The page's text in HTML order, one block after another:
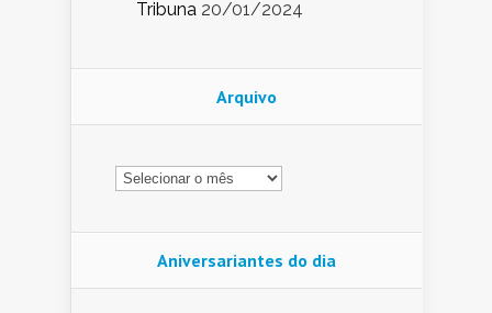
Tribuna 20/01/2024
Arquivo
Arquivo
Aniversariantes do dia